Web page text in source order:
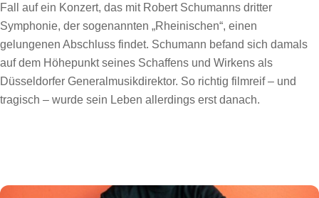
Fall auf ein Konzert, das mit Robert Schumanns dritter
Symphonie, der sogenannten „Rheinischen“, einen
gelungenen Abschluss findet. Schumann befand sich damals
auf dem Höhepunkt seines Schaffens und Wirkens als
Düsseldorfer Generalmusikdirektor. So richtig filmreif – und
tragisch – wurde sein Leben allerdings erst danach.